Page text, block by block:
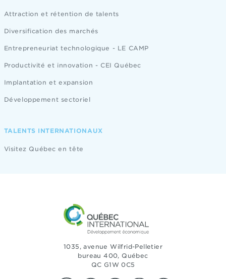
Attraction et rétention de talents
Diversification des marchés
Entrepreneuriat technologique - LE CAMP
Productivité et innovation - CEI Québec
Implantation et expansion
Développement sectoriel
TALENTS INTERNATIONAUX
Visitez Québec en tête
1035, avenue Wilfrid-Pelletier
bureau 400, Québec
QC G1W 0C5